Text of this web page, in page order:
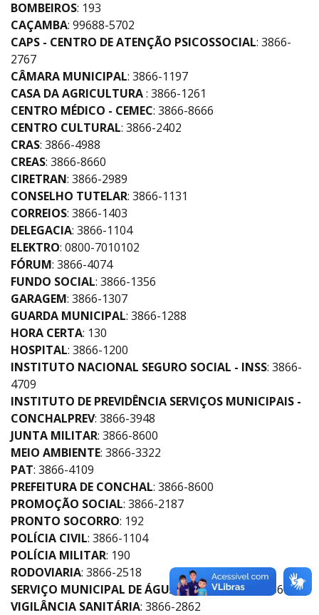
BOMBEIROS: 193
CAÇAMBA: 99688-5702
CAPS - CENTRO DE ATENÇÃO PSICOSSOCIAL: 3866-
2767
CÂMARA MUNICIPAL: 3866-1197
CASA DA AGRICULTURA: 3866-1261
CENTRO MÉDICO - CEMEC: 3866-8666
CENTRO CULTURAL: 3866-2402
CRAS: 3866-4988
CREAS: 3866-8660
CIRETRAN: 3866-2989
CONSELHO TUTELAR: 3866-1131
CORREIOS: 3866-1403
DELEGACIA: 3866-1104
ELEKTRO: 0800-7010102
FÓRUM: 3866-4074
FUNDO SOCIAL: 3866-1356
GARAGEM: 3866-1307
GUARDA MUNICIPAL: 3866-1288
HORA CERTA: 130
HOSPITAL: 3866-1200
INSTITUTO NACIONAL SEGURO SOCIAL - INSS: 3866-
4709
INSTITUTO DE PREVIDÊNCIA SERVIÇOS MUNICIPAIS -
CONCHALPREV: 3866-3948
JUNTA MILITAR: 3866-8600
MEIO AMBIENTE: 3866-3322
PAT: 3866-4109
PREFEITURA DE CONCHAL: 3866-8600
PROMOÇÃO SOCIAL: 3866-2187
PRONTO SOCORRO: 192
POLÍCIA CIVIL: 3866-1104
POLÍCIA MILITAR: 190
RODOVIARIA: 3866-2518
SERVIÇO MUNICIPAL DE ÁGUA E ESGOTO: 3866-8600
VIGILÂNCIA SANITÁRIA: 3866-2862